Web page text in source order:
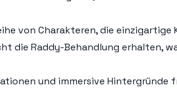
von Charakteren, die
die Raddy-Behandlung erhalten,
und immersive Hintergründe